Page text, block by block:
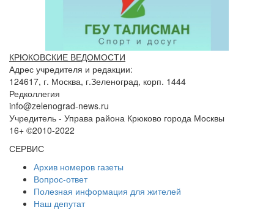
КРЮКОВСКИЕ ВЕДОМОСТИ
Адрес учредителя и редакции:
124617, г. Москва, г.Зеленоград, корп. 1444
Редколлегия
info@zelenograd-news.ru
Учредитель - Управа района Крюково города Москвы
16+ ©2010-2022
СЕРВИС
Архив номеров газеты
Вопрос-ответ
Полезная информация для жителей
Наш депутат